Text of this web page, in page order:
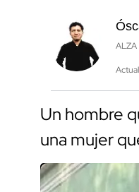
Un hombre
una mujer